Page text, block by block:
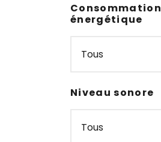
Consommation
énergétique
Niveau sonore